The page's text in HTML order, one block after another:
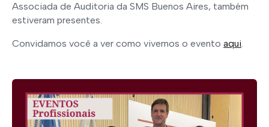
Associada de Auditoria da SMS Buenos Aires, também
estiveram presentes.
Convidamos você a ver como vivemos o evento aqui.